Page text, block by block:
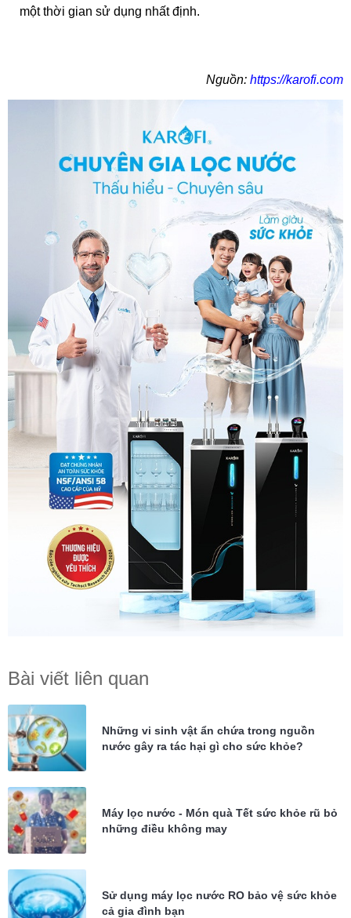
một thời gian sử dụng nhất định.
Nguồn: https://karofi.com
Bài viết liên quan
Những vi sinh vật ẩn chứa trong nguồn
nước gây ra tác hại gì cho sức khỏe?
Máy lọc nước - Món quà Tết sức khỏe rũ bỏ
những điều không may
Sử dụng máy lọc nước RO bảo vệ sức khỏe
cả gia đình bạn